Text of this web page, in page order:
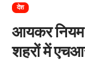
देश
आयकर नियम
शहरों में